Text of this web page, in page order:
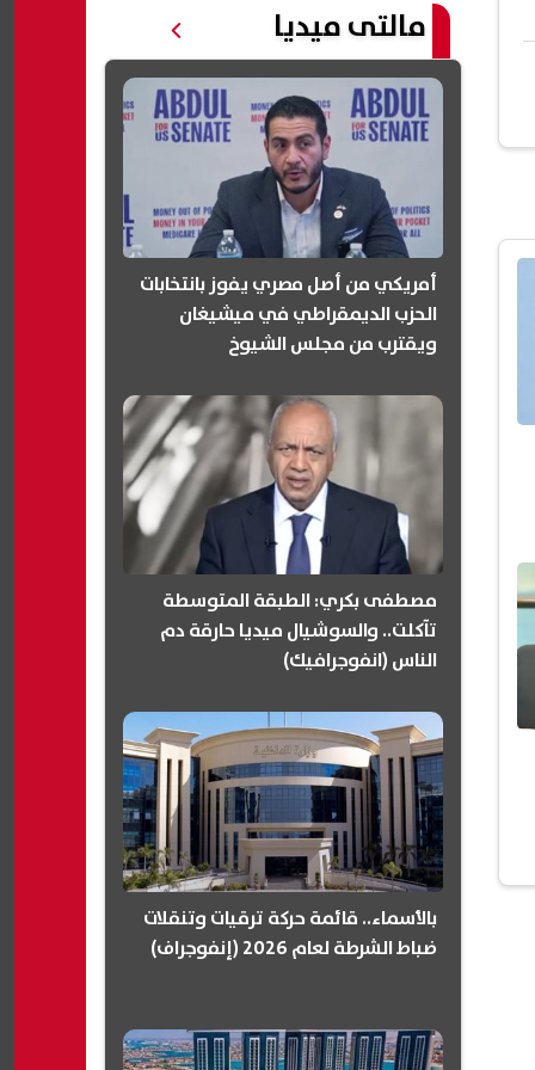
مالتى ميديا
أمريكي من أصل مصري يفوز بانتخابات
الحزب الديمقراطي في ميشيغان
ويقترب من مجلس الشيوخ
مصطفى بكري: الطبقة المتوسطة
تآكلت.. والسوشيال ميديا حارقة دم
الناس (انفوجرافيك)
بالأسماء.. قائمة حركة ترقيات وتنقلات
ضباط الشرطة لعام 2026 (إنفوجراف)